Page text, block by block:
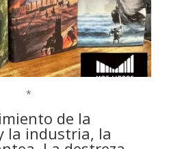
*
de la
la industria, la